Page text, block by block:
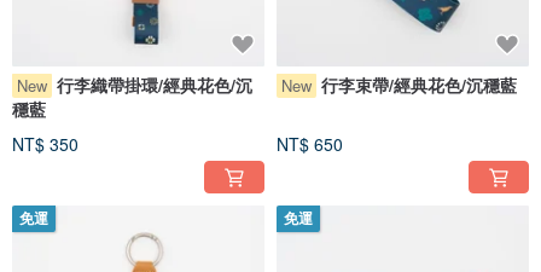
New 行李織帶掛環/經典花色/沉
穩藍
NT$ 350
New 行李束帶/經典花色/沉穩藍
NT$ 650
免運 免運